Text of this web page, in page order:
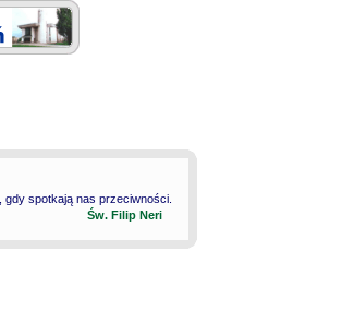
gdy spotkają nas przeciwności.
Św. Filip Neri